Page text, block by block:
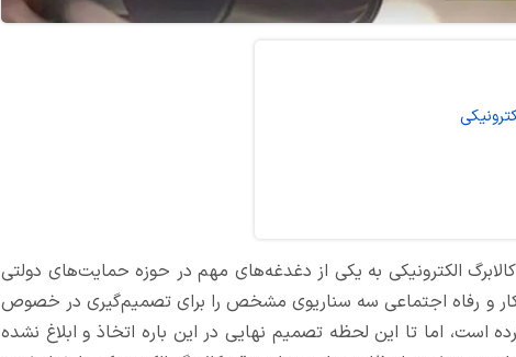
الکترونیکی به یکی از دغدغه‌های مهم در حوزه حمایت‌های دولتی
کار و رفاه اجتماعی سه سناریوی مشخص را برای تصمیم‌گیری در خصوص
است، اما تا این لحظه تصمیم نهایی در این باره اتخاذ و ابلاغ نشده